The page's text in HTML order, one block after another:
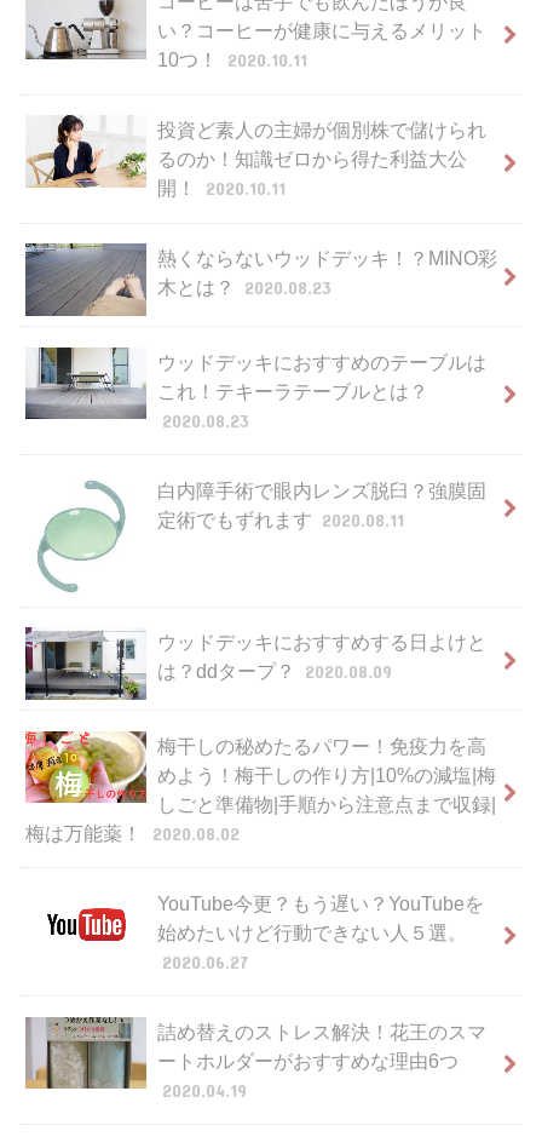
い？コーヒーが健康に与えるメリット
10つ！
2020.10.11
投資ど素人の主婦が個別株で儲けられ
るのか！知識ゼロから得た利益大公
開！
2020.10.11
熱くならないウッドデッキ！？MINO彩
木とは？
2020.08.23
ウッドデッキにおすすめのテーブルは
これ！テキーラテーブルとは？
2020.08.23
白内障手術で眼内レンズ脱臼？強膜固
定術でもずれます 2020.08.11
ウッドデッキにおすすめする日よけと
は？ddタープ？
2020.08.09
梅干しの秘めたるパワー！免疫力を高
めよう！梅干しの作り方|10%の減塩|梅
しごと準備物|手順から注意点まで収録|
梅は万能薬！
2020.08.02
YouTube今更？もう遅い？YouTubeを
始めたいけど行動できない人５選。
2020.06.27
詰め替えのストレス解決！花王のスマ
ートホルダーがおすすめな理由6つ
2020.04.19